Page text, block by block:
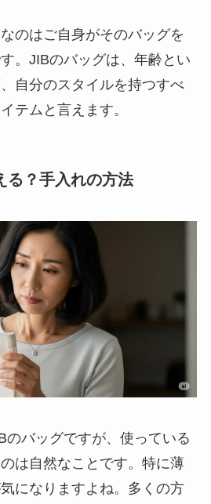
のはご自身がそのバッグを
。JIBのバッグは、年齢とい
自分のスタイルを持つすべ
テムと言えます。
る？手入れの方法
のバッグですが、使っている
は自然なことです。特に薄
になりますよね。多くの方